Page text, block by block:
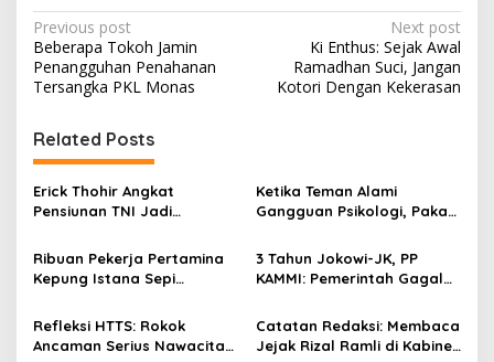
P
o
s
t
n
a
v
i
g
t
Previous post
Beberapa Tokoh Jamin
Penangguhan Penahanan
Tersangka PKL Monas
Next post
Ki Enthus: Sejak Awal
Ramadhan Suci, Jangan
Kotori Dengan Kekerasan
Related Posts
Erick Thohir Angkat
Pensiunan TNI Jadi
98: Tidak Sesuai Nafas
Reformasi 98!
Ketika Teman Alami
Gangguan Psikologi, Pakar:
Ribuan Pekerja Pertamina
Kepung Istana Sepi
3 Tahun Jokowi-JK, PP
KAMMI: Pemerintah Gagal
Refleksi HTTS: Rokok
Ancaman Serius Nawacita
Catatan Redaksi: Membaca
Jejak Rizal Ramli di Kabinet